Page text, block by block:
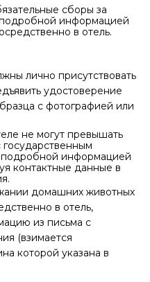
сборы за
информацией
в отель.
лично присутствовать
удостоверение
с фотографией или
не могут превышать
государственным
подробной информацией
контактные данные в
домашних животных
в отель,
из письма с
(взимается
которой указана в